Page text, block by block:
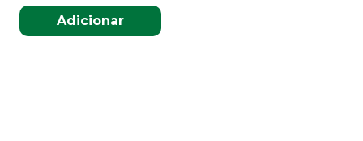
Adicionar